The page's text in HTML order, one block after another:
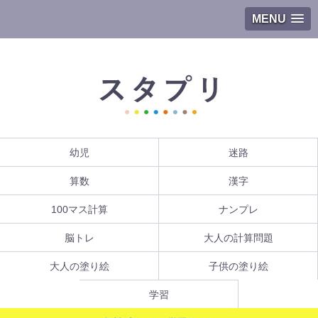
MENU
幼児 迷路
算数 漢字
100マス計算 ナンプレ
脳トレ 大人の計算問題
大人の塗り絵 子供の塗り絵
学習